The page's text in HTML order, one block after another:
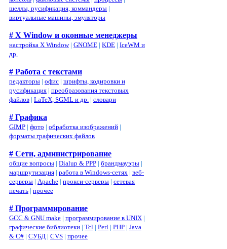
шеллы, русификация, коммандеры |
виртуальные машины, эмуляторы
# X Window и оконные менеджеры
настройка X Window| GNOME | KDE | IceWM и
др.
# Работа с текстами
редакторы | офис | шрифты, кодировки и
русификация | преобразования текстовых
файлов | LaTeX, SGML и др. | словари
# Графика
GIMP | фото | обработка изображений |
форматы графических файлов
# Сети, администрирование
общие вопросы | Dialup & PPP | брандмауэры |
маршрутизация | работа в Windows-сетях | веб-
серверы | Apache | прокси-серверы | сетевая
печать | прочее
# Программирование
GCC & GNU make | программирование в UNIX |
графические библиотеки | Tcl | Perl | PHP | Java
& C# | СУБД | CVS | прочее